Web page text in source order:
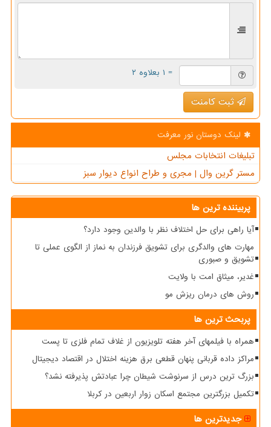
= ۱ بعلاوه ۲
ثبت کامنت
لینک دوستان نور معرفت
تبلیغات انتخابات مجلس
مستر گرین وال | مجری و طراح انواع دیوار سبز
پربیننده ترین ها
آیا راهی برای حل اختلاف نظر با والدین وجود دارد؟
مهارت های والدگری برای تشویق فرزندان به نماز از الگوی عملی تا
تشویق و صبوری
غدیر، میثاق امت با ولایت
روش های درمان ریزش مو
پربحث ترین ها
همراه با فیلمهای آخر هفته تلویزیون از غلاف تمام فلزی تا پست
مراکز داده قربانی پنهان قطعی برق هزینه اختلال در اقتصاد دیجیتال
بزرگ ترین درس از سرنوشت شیطان چرا عبادتش پذیرفته نشد؟
تکمیل بزرگترین مجتمع اسکان زوار اربعین در کربلا
جدیدترین ها